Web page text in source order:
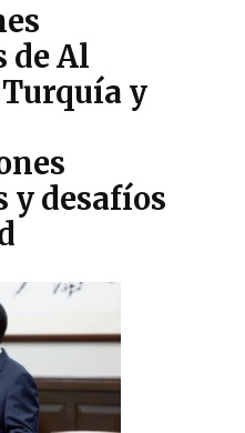
de Al
y
y desafíos